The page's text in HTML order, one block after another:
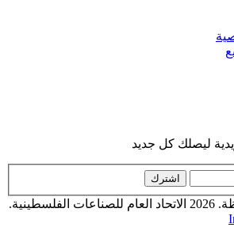
ليصلك كل جديد
اشترك
© جميع الحقوق محفوظة. 2026 الاتحاد العام للصناعات الفلسطينية.